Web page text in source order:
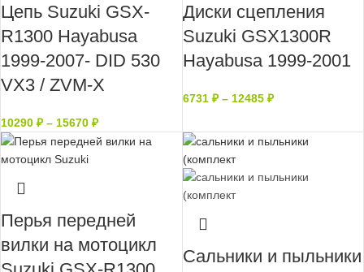
Цепь Suzuki GSX-
R1300 Hayabusa
1999-2007- DID 530
VX3 / ZVM-X
10290 ₽ – 15670 ₽
Диски сцепления
Suzuki GSX1300R
Hayabusa 1999-2001
6731 ₽ – 12485 ₽
Перья передней
вилки на мотоцикл
Сальники и пыльники